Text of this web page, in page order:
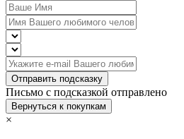
Отправить подсказку
Письмо с подсказкой отправлено
Вернуться к покупкам
×